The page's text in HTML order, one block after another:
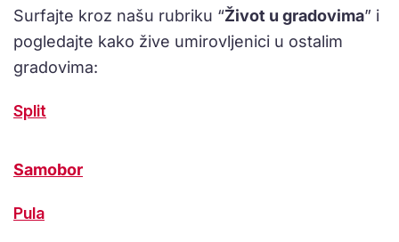
Surfajte kroz našu rubriku “Život u gradovima” i
pogledajte kako žive umirovljenici u ostalim
gradovima:
Split
Samobor
Pula